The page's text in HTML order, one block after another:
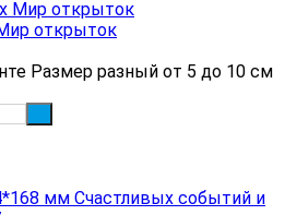
открыток
Размер разный от 5 до 10 см